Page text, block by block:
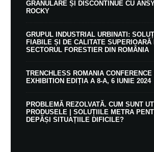
GRANULARE ȘI DISCONTINUE CU
ROCKY
GRUPUL INDUSTRIAL URBINATI:
FIABILE ȘI DE CALITATE SUPERIOARĂ
SECTORUL FORESTIER DIN ROMÂNIA
TRENCHLESS ROMANIA CONFERENCE
EXHIBITION EDIȚIA A 8-A, 6 IUNIE 2024
PROBLEMĂ REZOLVATĂ. CUM SUNT
PRODUSELE | SOLUȚIILE METRA
DEPĂȘI SITUAȚIILE DIFICILE?